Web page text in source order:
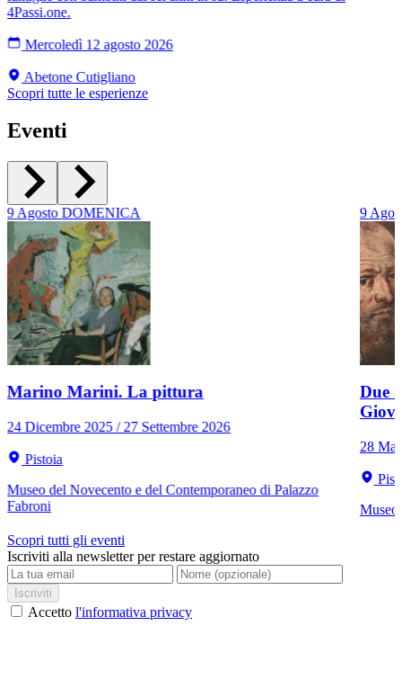
4Passi.one.
Mercoledì 12 agosto 2026
Abetone Cutigliano
Scopri tutte le esperienze
Eventi
9Agosto DOMENICA
Marino Marini. La pittura
24 Dicembre 2025 / 27 Settembre 2026
Pistoia
Museo del Novecento e del Contemporaneo di Palazzo
Fabroni
9
Due
28
Museo
Scopri tutti gli eventi
Iscriviti alla newsletter per restare aggiornato
Iscriviti
Accetto l'informativa privacy